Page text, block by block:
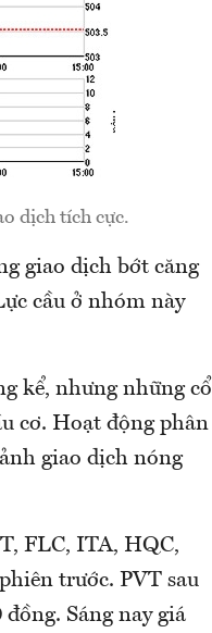
dịch tích cực.
giao dịch bớt căng
cầu ở nhóm này
kể, nhưng những cổ
cơ. Hoạt động phân
giao dịch nóng
FLC, ITA, HQC,
trước. PVT sau
Sáng nay giá